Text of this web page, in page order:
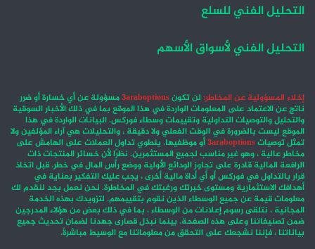
التحليل الفني للسلع
التحليل الفني لأسواق الأسهم
إخلاء المسؤولية عن المخاطر: لن تكون3araboptionsمسؤولة عن أي خسارة أو ضرر
ناتج عن الاعتماد على المعلومات الواردة في هذا الموقع بما في ذلك الأخبار السوقية
والتحليل والتوصيات التداولية وتقييمات وسطاء فوركس. البيانات الواردة في هذا
الموقع ليست بالضرورة في الوقت الفعلي ولا دقيقة ، والتحليلات هي آراء المؤلفين ولا
تمثل توصيات3araboptionsأو موظفيها. ينطوي تداول العملات على الهامش على
مخاطر عالية ، وهو غير مناسب لجميع المستثمرين. نظرًا لأن خسائر المنتجات ذات
الرافعة المالية قادرة على تجاوز الودائع الأولية ووضع رأس المال في خطر. قبل اتخاذ
قرار بالتداول في فوركس أو أي أداة مالية أخرى ، يجب عليك التفكير بعناية في
أهدافك الاستثمارية ومستوى خبرتك ورغبتك في المخاطرة. نحن نعمل بجد لنقدم لك
معلومات قيمة عن جميع الوسطاء الذين نقوم بتقييمهم. لتزويدك بهذه الخدمة
المجانية ، نتلقى رسوم إعلانات من الوسطاء ، بما في ذلك بعض من هؤلاء المدرجين
ضمن تصنيفاتنا وعلى هذه الصفحة. بينما نبذل قصارى جهدنا لضمان تحديث جميع
بياناتنا ، فإننا نشجعك على التحقق من معلوماتنا مع الوسيط مباشرةً.